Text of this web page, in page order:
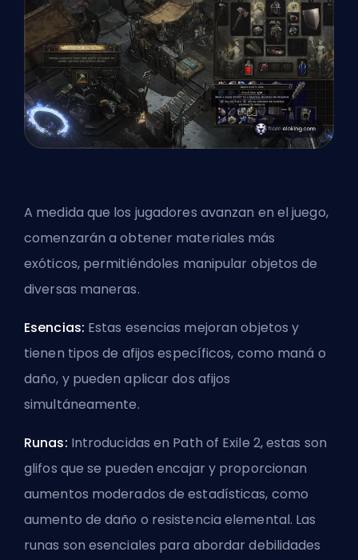
A medida que los jugadores avanzan en el juego,
comenzarán a obtener materiales más
exóticos, permitiéndoles manipular objetos de
diversas maneras.
Esencias: Estas esencias mejoran objetos y
tienen tipos de afijos específicos, como maná o
daño, y pueden aplicar dos afijos
simultáneamente.
Runas: Introducidas en Path of Exile 2, estas son
glifos que se pueden encajar y proporcionan
aumentos moderados de estadísticas, como
aumento de daño o resistencia elemental. Las
runas son esenciales para abordar debilidades